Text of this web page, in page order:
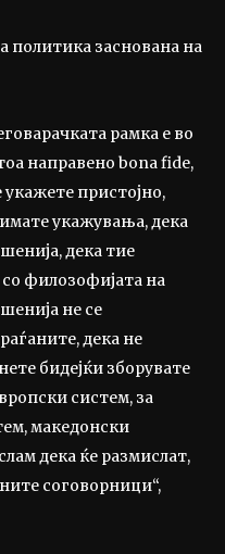
политика заснована на
рамка е во
направено bona fide,
укажете пристојно,
укажувања, дека
дека тие
филозофијата на
не се
дека не
бидејќи зборувате
систем, за
македонски
дека ќе размислат,
соговорници“,